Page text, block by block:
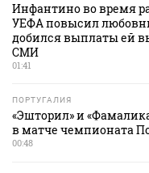
Инфантино во время
УЕФА повысил
добился выплаты ей
СМИ
01:41
ПОРТУГАЛИЯ
«Эшторил» и
в матче чемпионата
00:48